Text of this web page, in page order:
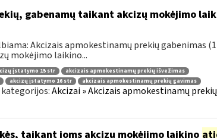
gabenamų taikant akcizų mokėjimo
Akcizais apmokestinamų prekių gabenimas
mokėjimo laikino...
įstatymo 15 str
akcizais apmokestinamų prekių išvežimas
akcizų įstatymo 16 str
akcizais apmokestinamų prekių gavimas
Akcizai » Akcizais apmokestinamų
taikant joms akcizų mokėjimo laikino